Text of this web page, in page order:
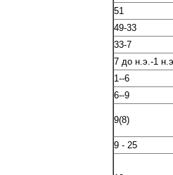
51
49-33
33-7
7 до н.э.-1
1--6
6--9
9(8)
9 - 25